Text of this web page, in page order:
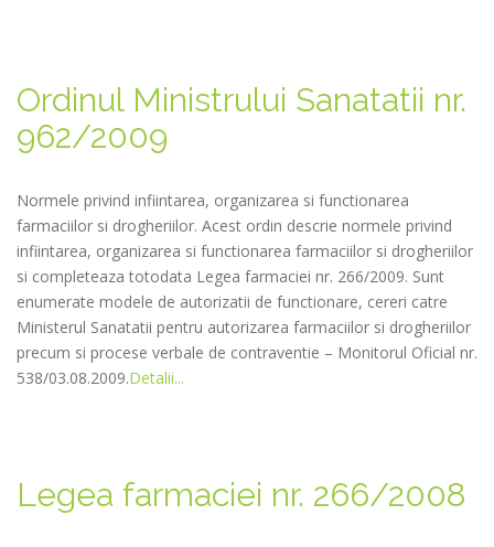
Ordinul Ministrului Sanatatii nr.
962/2009
Normele privind infiintarea, organizarea si functionarea
farmaciilor si drogheriilor. Acest ordin descrie normele privind
infiintarea, organizarea si functionarea farmaciilor si drogheriilor
si completeaza totodata Legea farmaciei nr. 266/2009. Sunt
enumerate modele de autorizatii de functionare, cereri catre
Ministerul Sanatatii pentru autorizarea farmaciilor si drogheriilor
precum si procese verbale de contraventie – Monitorul Oficial nr.
538/03.08.2009.Detalii...
Legea farmaciei nr. 266/2008